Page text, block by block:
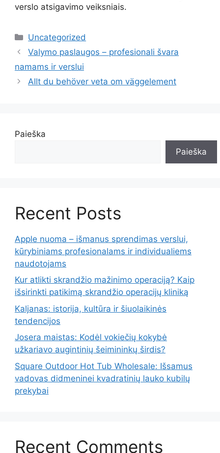
verslo atsigavimo veiksniais.
Kategorijos
Uncategorized
Valymo paslaugos – profesionali švara
namams ir verslui
Allt du behöver veta om väggelement
Paieška
Paieška
Recent Posts
Apple nuoma – išmanus sprendimas verslui,
kūrybiniams profesionalams ir individualiems
naudotojams
Kur atlikti skrandžio mažinimo operaciją? Kaip
išsirinkti patikimą skrandžio operacijų kliniką
Kaljanas: istorija, kultūra ir šiuolaikinės
tendencijos
Josera maistas: Kodėl vokiečių kokybė
užkariavo augintinių šeimininkų širdis?
Square Outdoor Hot Tub Wholesale: Išsamus
vadovas didmeninei kvadratinių lauko kubilų
prekybai
Recent Comments